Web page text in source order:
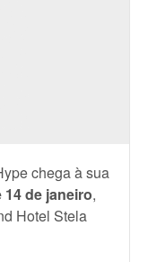
chega à sua
14 de janeiro,
Hotel Stela